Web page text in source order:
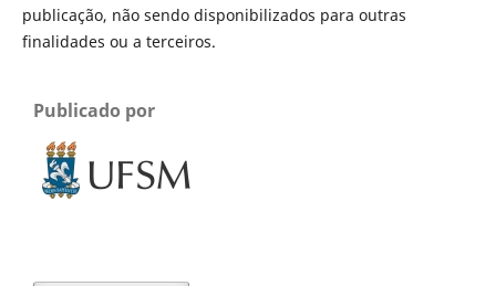
publicação, não sendo disponibilizados para outras
finalidades ou a terceiros.
Publicado por